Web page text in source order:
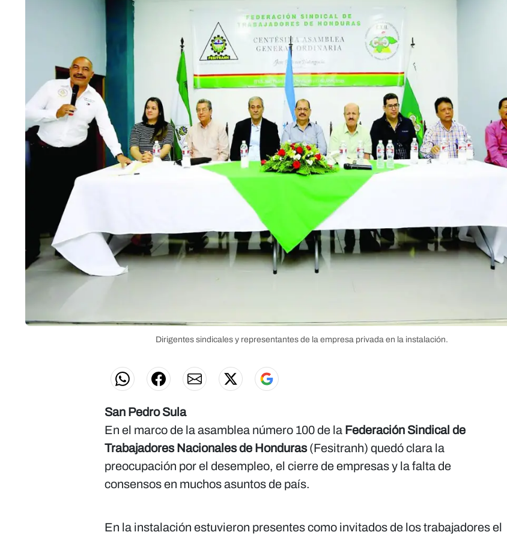
Dirigentes sindicales y representantes de la empresa privada en la instalación.
San Pedro Sula
En el marco de la asamblea número 100 de la Federación Sindical de
Trabajadores Nacionales de Honduras(Fesitranh) quedó clara la
preocupación por el desempleo, el cierre de empresas y la falta de
consensos en muchos asuntos de país.
En la instalación estuvieron presentes como invitados de los trabajadores el